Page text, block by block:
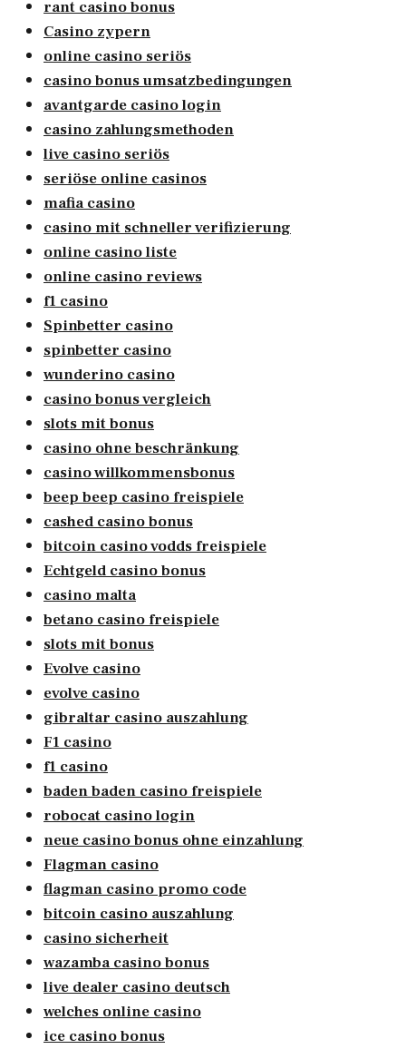
rant casino bonus
Casino zypern
online casino seriös
casino bonus umsatzbedingungen
avantgarde casino login
casino zahlungsmethoden
live casino seriös
seriöse online casinos
mafia casino
casino mit schneller verifizierung
online casino liste
online casino reviews
f1 casino
Spinbetter casino
spinbetter casino
wunderino casino
casino bonus vergleich
slots mit bonus
casino ohne beschränkung
casino willkommensbonus
beep beep casino freispiele
cashed casino bonus
bitcoin casino vodds freispiele
Echtgeld casino bonus
casino malta
betano casino freispiele
slots mit bonus
Evolve casino
evolve casino
gibraltar casino auszahlung
F1 casino
f1 casino
baden baden casino freispiele
robocat casino login
neue casino bonus ohne einzahlung
Flagman casino
flagman casino promo code
bitcoin casino auszahlung
casino sicherheit
wazamba casino bonus
live dealer casino deutsch
welches online casino
ice casino bonus